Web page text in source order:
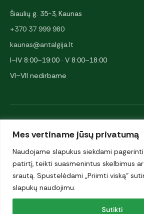
Mes vertiname jūsų privatumą
Naudojame slapukus siekdami
patirtį, teikti suasmenintus skelbimus
srautą. Spustelėdami „Priimti viską“
slapukų naudojimu.
Sutikti
Šiaulių g. 35-3, Kaunas
+370 37 999 980
kaunas@antalgija.lt
I–IV 8:00–19:00 · V 8:00–18:00
VI–VII nedirbame